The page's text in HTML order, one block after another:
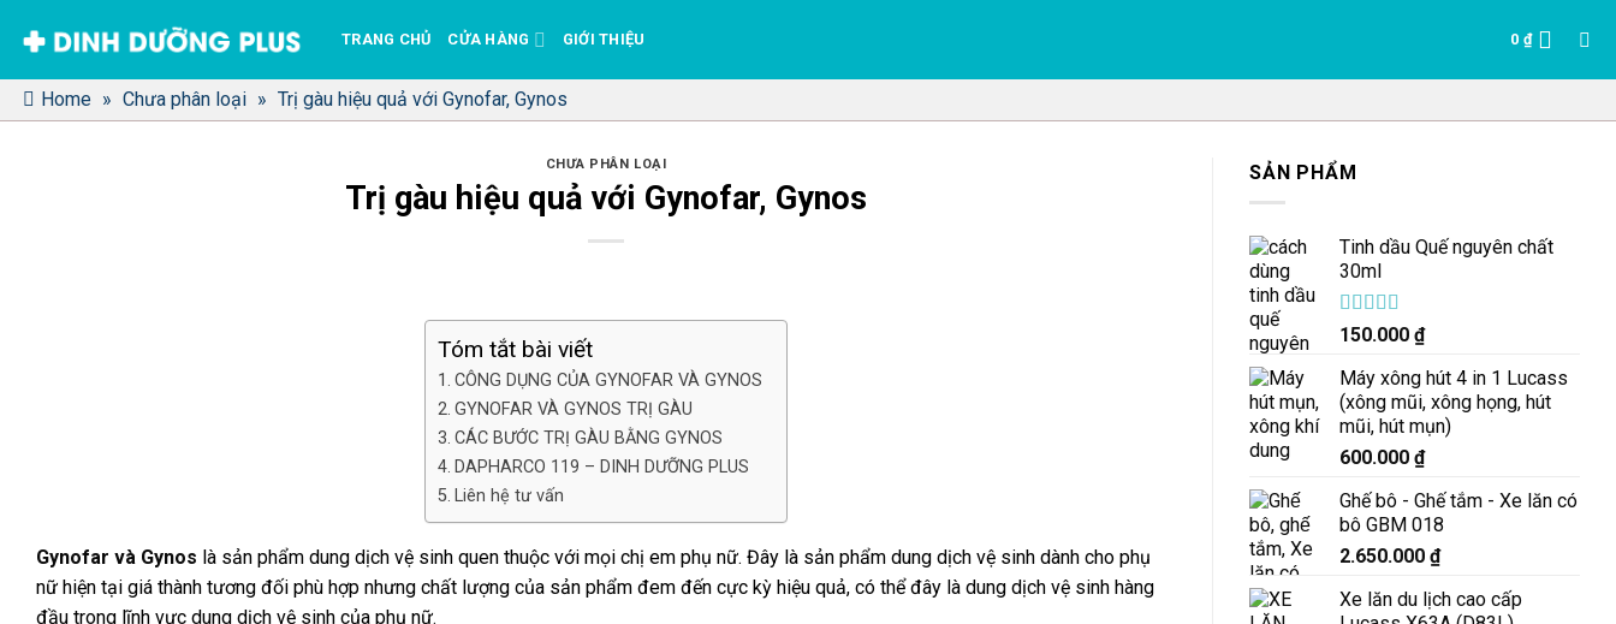
qua
nội
dung
TRANG CHỦ CỬA HÀNG GIỚI THIỆU 0 ₫
Home » Chưa phân loại » Trị gàu hiệu quả với Gynofar, Gynos
CHƯA PHÂN LOẠI
Trị gàu hiệu quả với Gynofar, Gynos
Tóm tắt bài viết
CÔNG DỤNG CỦA GYNOFAR VÀ GYNOS
GYNOFAR VÀ GYNOS TRỊ GÀU
CÁC BƯỚC TRỊ GÀU BẰNG GYNOS
DAPHARCO 119 – DINH DƯỠNG PLUS
Liên hệ tư vấn
Gynofar và Gynos là sản phẩm dung dịch vệ sinh quen thuộc với mọi chị em phụ nữ. Đây là sản phẩm dung dịch vệ sinh dành cho phụ
nữ hiện tại giá thành tương đối phù hợp nhưng chất lượng của sản phẩm đem đến cực kỳ hiệu quả, có thể đây là dung dịch vệ sinh hàng
đầu trong lĩnh vực dung dịch vệ sinh của phụ nữ.
SẢN PHẨM
Tinh dầu Quế nguyên chất
30ml
Được xếp
5
sao
150.000 ₫
Máy xông hút 4 in 1 Lucass
(xông mũi, xông họng, hút
mũi, hút mụn)
600.000 ₫
Ghế bô - Ghế tắm - Xe lăn có
bô GBM 018
2.650.000 ₫
Xe lăn du lịch cao cấp